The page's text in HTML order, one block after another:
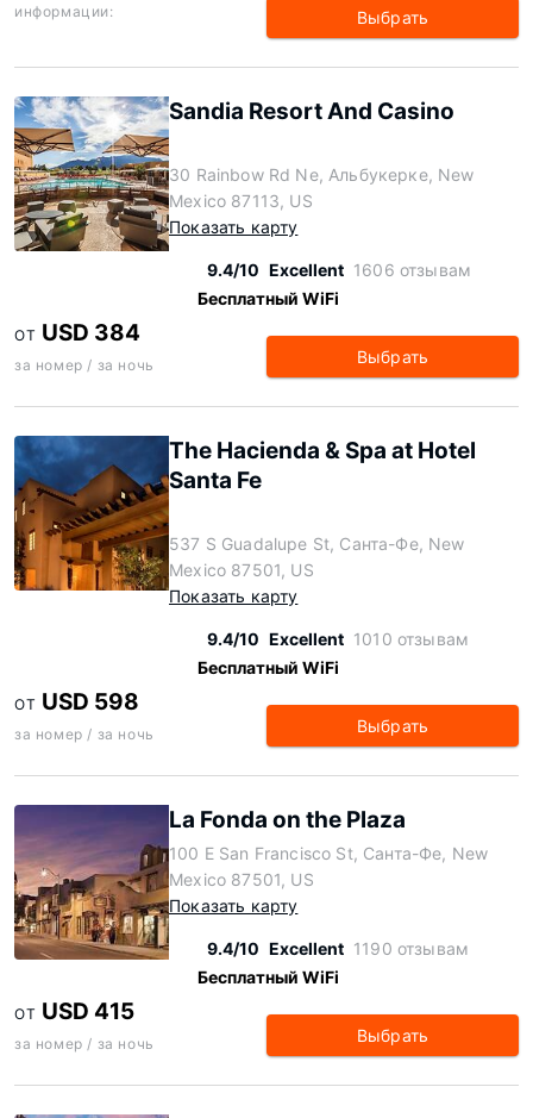
информации: Выбрать
Sandia Resort And Casino
30 Rainbow Rd Ne, Альбукерке, New
Mexico 87113, US
Показать карту
9.4/10 Excellent 1606 отзывам
Бесплатный WiFi
ОТ USD 384
за номер / за ночь Выбрать
The Hacienda & Spa at Hotel
Santa Fe
537 S Guadalupe St, Санта-Фе, New
Mexico 87501, US
Показать карту
9.4/10 Excellent 1010 отзывам
Бесплатный WiFi
ОТ USD 598
за номер / за ночь Выбрать
La Fonda on the Plaza
100 E San Francisco St, Санта-Фе, New
Mexico 87501, US
Показать карту
9.4/10 Excellent 1190 отзывам
Бесплатный WiFi
ОТ USD 415
за номер / за ночь Выбрать